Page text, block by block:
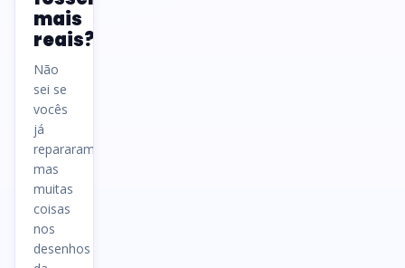
mais
reais?
Não
sei se
vocês
já
repararam,
mas
muitas
coisas
nos
desenhos